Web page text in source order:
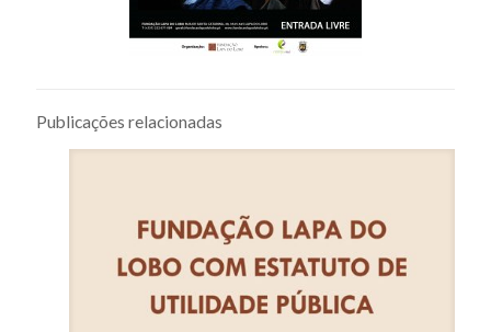
Publicações relacionadas